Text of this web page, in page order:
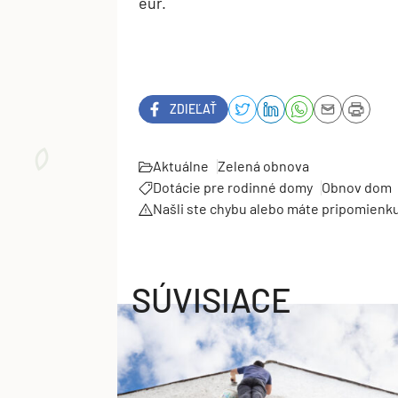
ZDIEĽAŤ
Aktuálne Zelená obnova
Dotácie pre rodinné domy Obnov dom
Našli ste chybu alebo máte
SÚVISIACE